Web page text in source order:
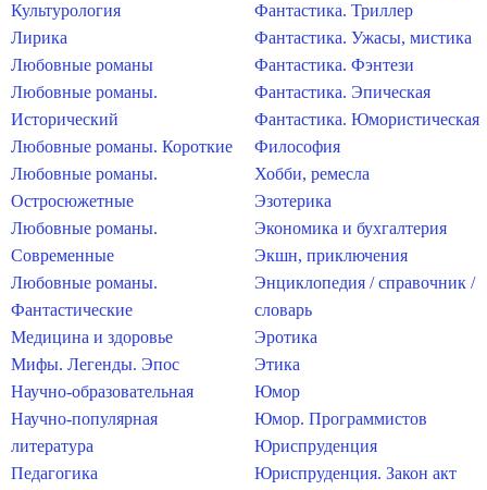
Культурология
Лирика
Любовные романы
Любовные романы.
Исторический
Любовные романы. Короткие
Любовные романы.
Остросюжетные
Любовные романы.
Современные
Любовные романы.
Фантастические
Медицина и здоровье
Мифы. Легенды. Эпос
Научно-образовательная
Научно-популярная
литература
Педагогика
Фантастика. Триллер
Фантастика. Ужасы, мистика
Фантастика. Фэнтези
Фантастика. Эпическая
Фантастика. Юмористическая
Философия
Хобби, ремесла
Эзотерика
Экономика и бухгалтерия
Экшн, приключения
Энциклопедия / справочник /
словарь
Эротика
Этика
Юмор
Юмор. Программистов
Юриспруденция
Юриспруденция. Закон акт